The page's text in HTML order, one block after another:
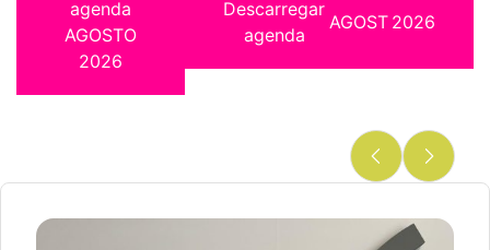
agenda
AGOSTO
2026
Descarregar
agenda
AGOST 2026